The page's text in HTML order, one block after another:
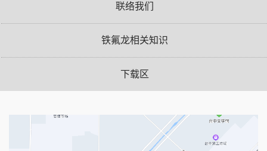
联络我们
铁氟龙相关知识
下载区